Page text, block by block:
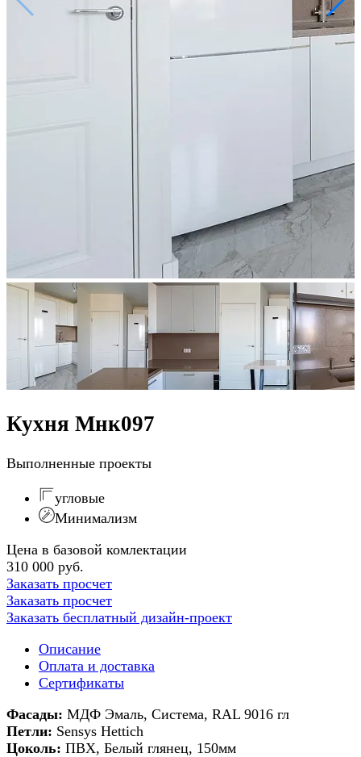
Кухня Мнк097
Выполненные проекты
угловые
Минимализм
Цена в базовой комлектации
310 000 руб.
Заказать просчет
Заказать просчет
Заказать бесплатный дизайн-проект
Описание
Оплата и доставка
Сертификаты
Фасады: МДФ Эмаль, Система, RAL 9016 гл
Петли: Sensys Hettich
Цоколь: ПВХ, Белый глянец, 150мм